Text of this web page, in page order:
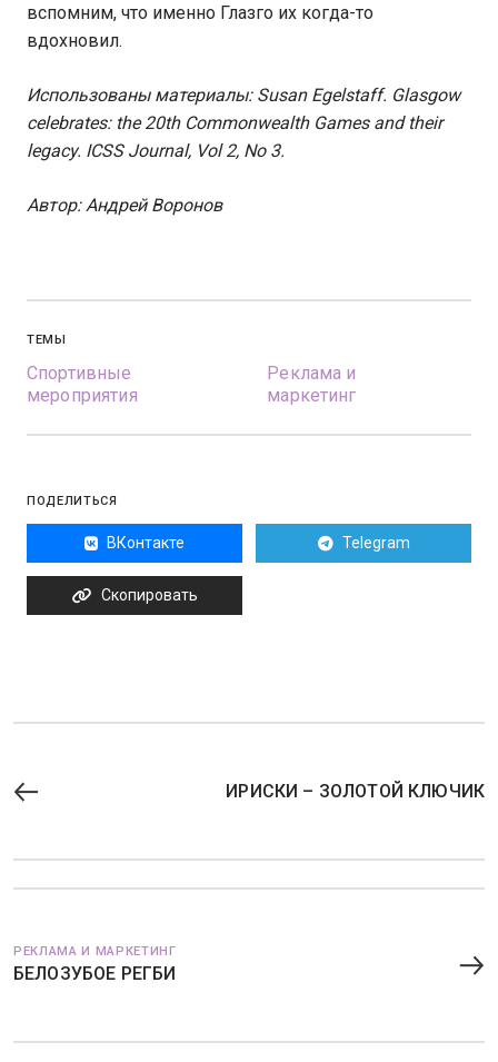
вспомним, что именно Глазго их когда-то
вдохновил.
Использованы материалы: Susan Egelstaff. Glasgow
celebrates: the 20th Commonwealth Games and their
legacy. ICSS Journal, Vol 2, No 3.
Автор: Андрей Воронов
ТЕМЫ
Спортивные
мероприятия
Реклама и
маркетинг
ПОДЕЛИТЬСЯ
ВКонтакте Telegram
Скопировать
ИРИСКИ – ЗОЛОТОЙ КЛЮЧИК
РЕКЛАМА И МАРКЕТИНГ
БЕЛОЗУБОЕ РЕГБИ